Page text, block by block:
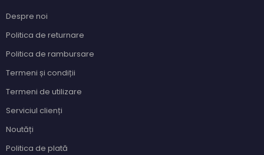
Despre noi
Politica de returnare
Politica de rambursare
Termeni și condiții
Termeni de utilizare
Serviciul clienți
Noutăți
Politica de plată